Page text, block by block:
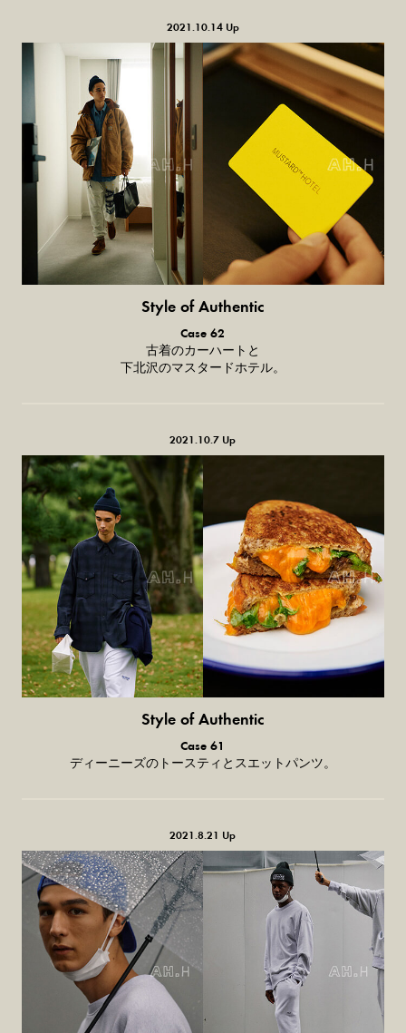
2021.10.14 Up
Style of Authentic
普通の服、
普通のスタイル。
Case 62
古着のカーハートと
下北沢のマスタードホテル。
2021.10.7 Up
Style of Authentic
普通の服、
普通のスタイル。
Case 61
ディーニーズのトースティとスエットパンツ。
2021.8.21 Up